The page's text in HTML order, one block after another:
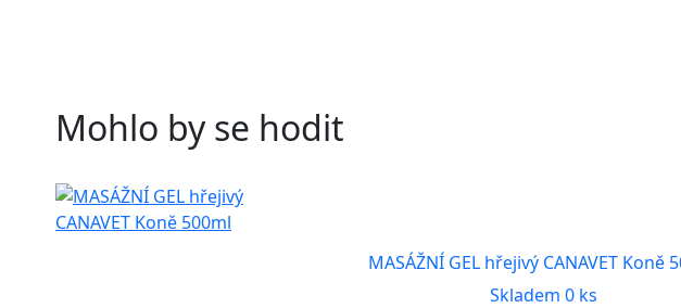
Mohlo by se hodit
MASÁŽNÍ GEL hřejivý CANAVET Koně
Skladem 0 ks